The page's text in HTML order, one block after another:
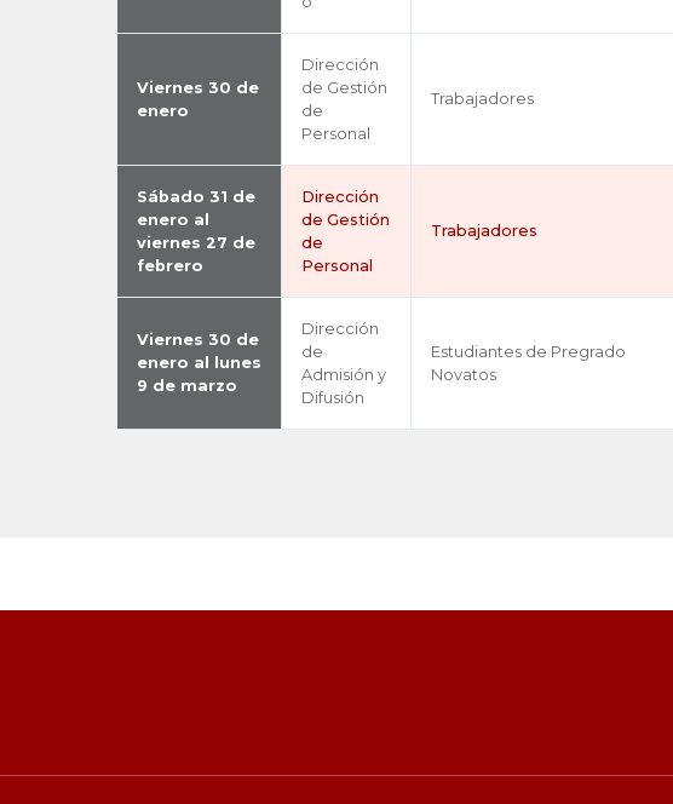
Viernes 30 de
enero
Dirección
de Gestión
de
Personal
Trabajadores
Sábado 31 de
enero al
viernes 27 de
febrero
Dirección
de Gestión
de
Personal
Trabajadores
Viernes 30 de
enero al lunes
9 de marzo
Dirección
de
Admisión y
Difusión
Estudiantes de Pregrado
Novatos